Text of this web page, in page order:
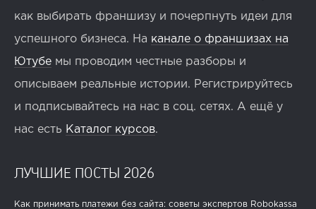
как выбирать франшизу и почерпнуть идеи для
успешного бизнеса. На канале о франшизах на
Ютубе мы проводим честные разборы и
описываем реальные истории. Регистрируйтесь
и подписывайтесь на нас в соц. сетях. А ещё у
нас есть Каталог курсов.
ЛУЧШИЕ ПОСТЫ 2026
Как принимать платежи без сайта: советы экспертов Robokassa